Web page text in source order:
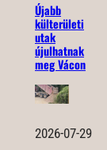
Újabb
külterületi
utak
újulhatnak
meg Vácon
2026-07-29